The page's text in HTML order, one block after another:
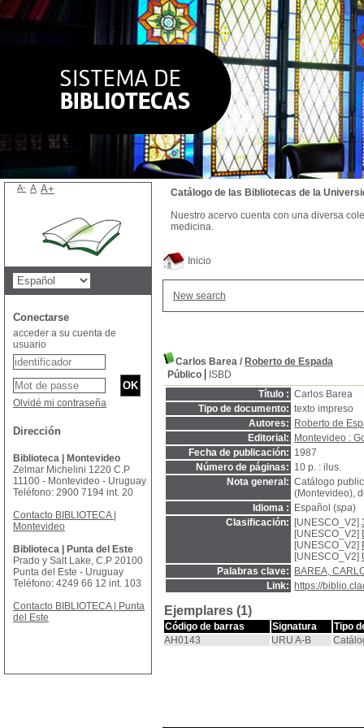
Inicio
New search
Carlos Barea / Roberto de Espada
Público
ISBD
Título : Carlos Barea
Tipo de documento: texto impreso
Autores:
Roberto de
Editorial:
Montevideo :
Fecha de publicación: 1987
Número de páginas: 10 p. : ilus.
Nota general: Catálogo
(Montevideo),
Idioma :
Español (spa)
Clasificación:
[UNESCO_V2]
[UNESCO_V2]
[UNESCO_V2]
[UNESCO_V2]
Palabras clave:
BAREA,
Link:
https://
Ejemplares (1)
Código de barras Signatura
Tipo
AH0143
URU A-B
Catálogo de las Bibliotecas de la
Nuestro acervo cuenta con una diversa
medicina.
A- A A+
Conectarse
acceder a su cuenta de
usuario
Olvidé mi contraseña
Dirección
Biblioteca | Montevideo
Zelmar Michelini 1220 C.P
11100 - Montevideo - Uruguay
Teléfono: 2900 7194 int. 20
Contacto BIBLIOTECA |
Montevideo
Biblioteca | Punta del Este
Prado y Salt Lake, C.P 20100
Punta del Este - Uruguay
Teléfono: 4249 66 12 int. 103
Contacto BIBLIOTECA | Punta
del Este